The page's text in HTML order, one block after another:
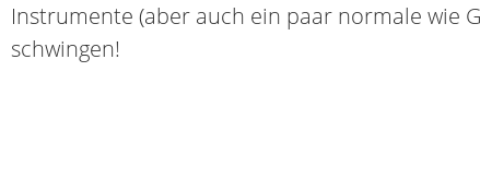
Instrumente (aber auch ein paar normale wie
schwingen!